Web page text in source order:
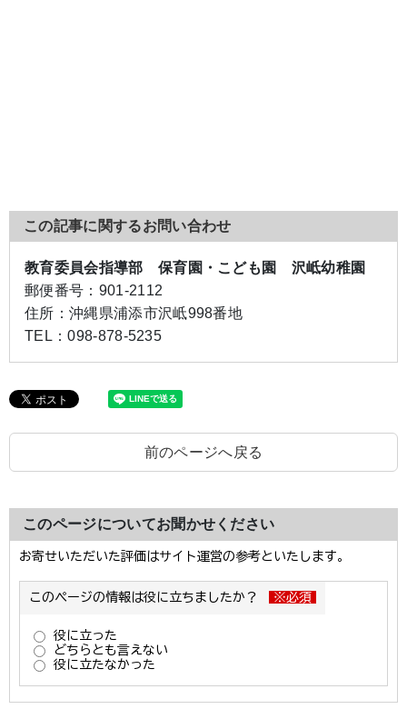
この記事に関するお問い合わせ
教育委員会指導部 保育園・こども園 沢岻幼稚園
郵便番号： 901-2112
住所： 沖縄県浦添市沢岻998番地
TEL：098-878-5235
前のページへ戻る
このページについてお聞かせください